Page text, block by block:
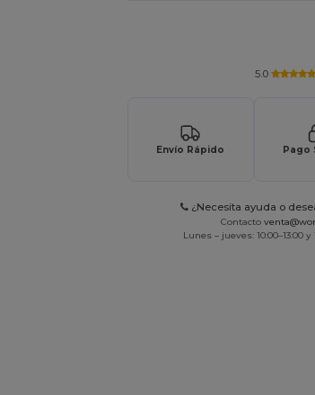
5.0
Envío Rápido Pago
¿Necesita ayuda o
Contacto
Lunes – jueves: 10:00–13:00 y